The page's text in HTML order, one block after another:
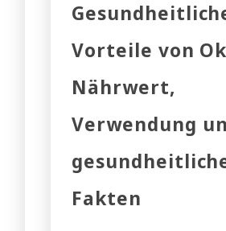
Vorteile von
Nährwert,
Verwendung
Fakten